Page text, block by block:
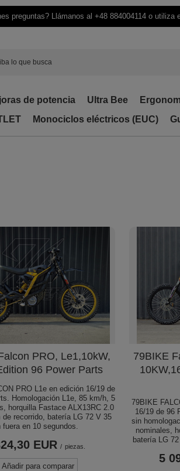
preguntas? Llámanos al +48 884004114 o utiliza
de potencia Ultra Bee
Monociclos eléctricos (EUC)
PRO, Le1,10kW,
96 Power Parts
PRO L1e en edición 16/19 de
Homologación L1e, 85 km/h, 5
horquilla Fastace ALX13RC 2.0
de recorrido, batería LG 72 V 35
fuera en 10 segundos.
EUR / piezas.
Añadir para comparar
79BIKE
79BIKE
16/19 de 96
sin
nominales,
batería LG
5